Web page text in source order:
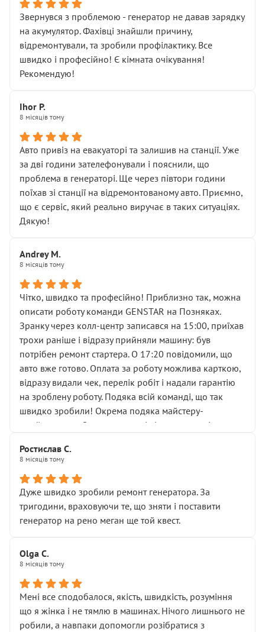
послуга. Тим більше, я був поруч і жодної реальної
діагностики ходової не проводилось. Після
зауваження гроші за цю “послугу” повернули, що
лише підтвердило мою правоту.
Але головне — я виїжджаю з боксу, і скрип у гальмах
залишився таким самим, як і був. Тобто оплачена
Далі ситуація тільки погіршилась:
• сказали, що тепер “потрібно знімати колеса”
• що біля авто стояти вже не можна
• почали озвучувати купу додаткових робіт без
чіткого пояснення
( ну все зняли та доробили) дякую!
Окремий момент, який виглядає абсурдно:
мені заявили, що бачок гальмівної рідини потрібно
міняти разом із головним гальмівним циліндром у
Для людини, яка хоча б трохи розуміється на техніці,
це звучить як мінімум непрофесійно, а як максимум —
спроба продати дорогий вузол замість елементарних
ущільнювачів.
Що прикро — це не перший мій візит. Раніше міняв у
вас стартер, і тоді сервіс наче справив хороше
враження. Але згодом знайшов декілька гайок під
лобовим склом. Мені пояснили, що це “старі гайки, які
відкручували”, і попросили не хвилюватися. ( надіюсь
новий власник, не застяг в полі))
Але після нинішнього візиту такі дрібниці вже не
здаються дрібницями.
Я — клієнт, який працює на довірі, і саме її цей сервіс
Хотілося б більше:
• належної уваги до авто
• прозорості в роботах і рахунках
• реальної діагностики, а не формального
“подивились і поїхав”
На жаль, складається враження, що сервіс працює не
Стосовно комунікації - все добре
Звернувся з проблемою - генератор не давав зарядку
на акумулятор. Фахівці знайшли причину,
відремонтували, та зробили профілактику. Все
швидко і професійно! Є кімната очікування!
Рекомендую!
Ihor P.
8 місяців тому
Авто привіз на евакуаторі та залишив на станції. Уже
за дві години зателефонували і пояснили, що
проблема в генераторі. Ще через півтори години
поїхав зі станції на відремонтованому авто. Приємно,
що є сервіс, який реально виручає в таких ситуаціях.
Дякую!
Andrey M.
8 місяців тому
Чітко, швидко та професійно! Приблизно так, можна
описати роботу команди GENSTAR на Позняках.
Зранку через колл-центр записався на 15:00, приїхав
трохи раніше і відразу прийняли машину: був
потрібен ремонт стартера. О 17:20 повідомили, що
авто вже готово. Оплата за роботу можлива карткою,
відразу видали чек, перелік робіт і надали гарантію
на зроблену роботу. Подяка всій команді, що так
швидко зробили! Окрема подяка майстеру-
приймальнику Олександру: всі чітко та по суті.
звертатися до цього автосервісу.
Ростислав С.
8 місяців тому
Дуже швидко зробили ремонт генератора. За
тригодини, враховуючи те, що зняти і поставити
генератор на рено меган ще той квест.
Olga С.
8 місяців тому
Мені все сподобалося, якість, швидкість, розуміння
що я жінка і не тямлю в машинах. Нічого лишнього не
робили, а навпаки допомогли розібратися з